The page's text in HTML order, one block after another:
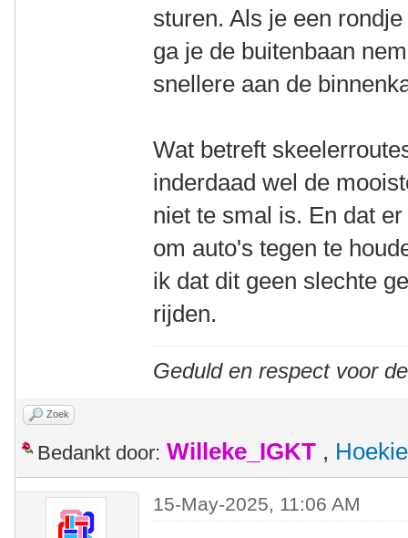
sturen. Als je een
ga je de buitenbaan
snellere aan de
Wat betreft
inderdaad wel de
niet te smal is. En dat
om auto's tegen te
ik dat dit geen slechte
rijden.
Geduld en respect voor
Zoek
Bedankt door: Willeke_IGKT , Hoekie
15-May-2025, 11:06 AM